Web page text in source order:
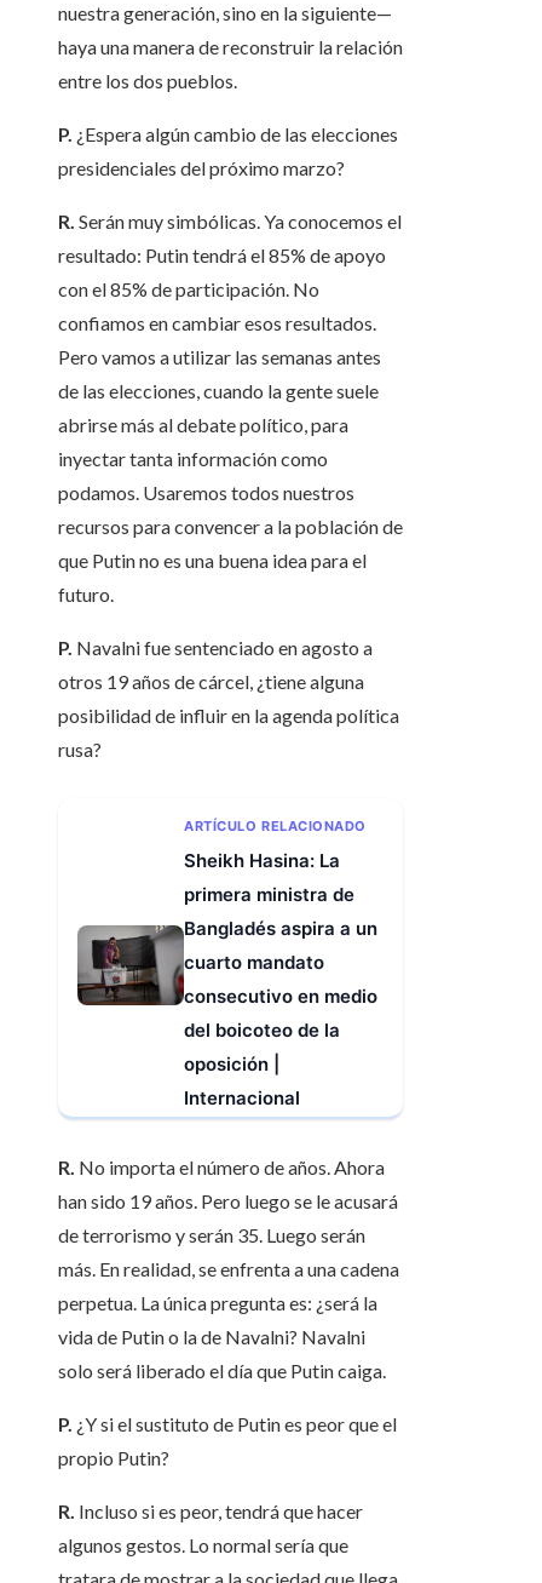
nuestra generación, sino en la siguiente—
haya una manera de reconstruir la relación
entre los dos pueblos.
P. ¿Espera algún cambio de las elecciones
presidenciales del próximo marzo?
R. Serán muy simbólicas. Ya conocemos el
resultado: Putin tendrá el 85% de apoyo
con el 85% de participación. No
confiamos en cambiar esos resultados.
Pero vamos a utilizar las semanas antes
de las elecciones, cuando la gente suele
abrirse más al debate político, para
inyectar tanta información como
podamos. Usaremos todos nuestros
recursos para convencer a la población de
que Putin no es una buena idea para el
futuro.
P. Navalni fue sentenciado en agosto a
otros 19 años de cárcel, ¿tiene alguna
posibilidad de influir en la agenda política
rusa?
ARTÍCULO RELACIONADO
Sheikh Hasina: La
primera ministra de
Bangladés aspira a un
cuarto mandato
consecutivo en medio
del boicoteo de la
oposición |
Internacional
R. No importa el número de años. Ahora
han sido 19 años. Pero luego se le acusará
de terrorismo y serán 35. Luego serán
más. En realidad, se enfrenta a una cadena
perpetua. La única pregunta es: ¿será la
vida de Putin o la de Navalni? Navalni
solo será liberado el día que Putin caiga.
P. ¿Y si el sustituto de Putin es peor que el
propio Putin?
R. Incluso si es peor, tendrá que hacer
algunos gestos. Lo normal sería que